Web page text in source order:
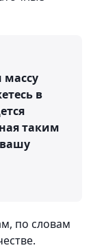
массу
в
таким
по словам